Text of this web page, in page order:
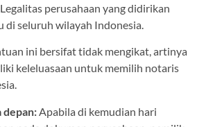
Legalitas perusahaan yang didirikan
di seluruh wilayah Indonesia.
ini bersifat tidak mengikat, artinya
keleluasaan untuk memilih notaris
depan: Apabila di kemudian hari